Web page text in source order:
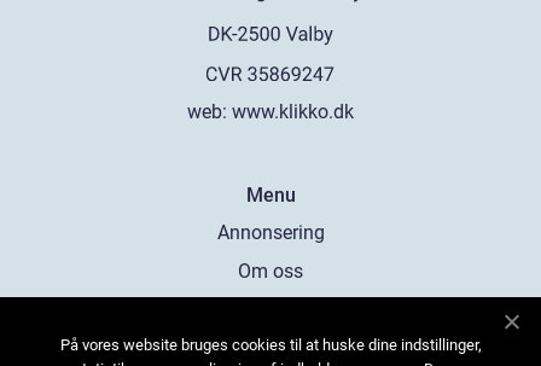
web: www.klikko.dk
Menu
Annonsering
Om oss
Kontakta oss
På vores website bruges cookies til at huske dine indstillinger,